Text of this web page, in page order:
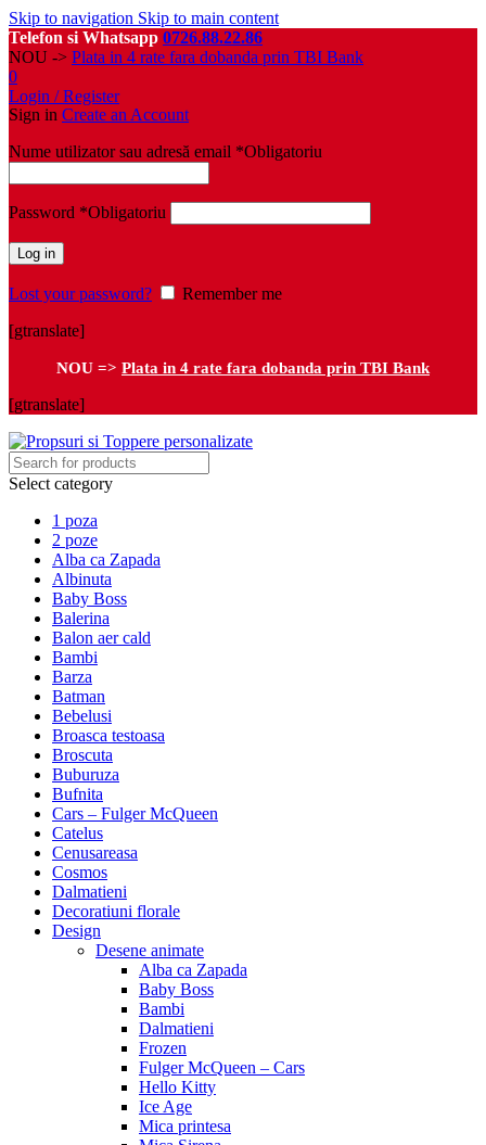
Skip to navigation Skip to main content
Telefon si Whatsapp 0726.88.22.86
NOU -> Plata in 4 rate fara dobanda prin TBI Bank
0
Login / Register
Sign in Create an Account
Nume utilizator sau adresă email *Obligatoriu
Password *Obligatoriu
Log in
Lost your password?
Remember me
[gtranslate]
NOU => Plata in 4 rate fara dobanda prin TBI Bank
[gtranslate]
Select category
1 poza
2 poze
Alba ca Zapada
Albinuta
Baby Boss
Balerina
Balon aer cald
Bambi
Barza
Batman
Bebelusi
Broasca testoasa
Broscuta
Buburuza
Bufnita
Cars – Fulger McQueen
Catelus
Cenusareasa
Cosmos
Dalmatieni
Decoratiuni florale
Design
Desene animate
Alba ca Zapada
Baby Boss
Bambi
Dalmatieni
Frozen
Fulger McQueen – Cars
Hello Kitty
Ice Age
Mica printesa